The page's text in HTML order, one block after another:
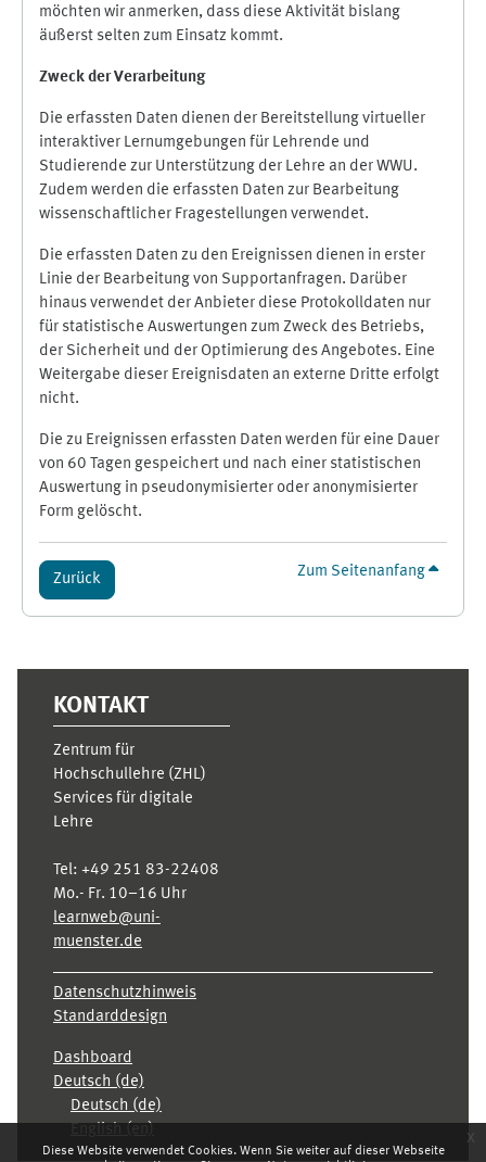
Diese Website verwendet Cookies. Wenn Sie weiter auf dieser Webseite
x
möchten wir anmerken, dass diese Aktivität bislang
äußerst selten zum Einsatz kommt.
Zweck der Verarbeitung
Die erfassten Daten dienen der Bereitstellung virtueller
interaktiver Lernumgebungen für Lehrende und
Studierende zur Unterstützung der Lehre an der WWU.
Zudem werden die erfassten Daten zur Bearbeitung
wissenschaftlicher Fragestellungen verwendet.
Die erfassten Daten zu den Ereignissen dienen in erster
Linie der Bearbeitung von Supportanfragen. Darüber
hinaus verwendet der Anbieter diese Protokolldaten nur
für statistische Auswertungen zum Zweck des Betriebs,
der Sicherheit und der Optimierung des Angebotes. Eine
Weitergabe dieser Ereignisdaten an externe Dritte erfolgt
nicht.
Die zu Ereignissen erfassten Daten werden für eine Dauer
von 60 Tagen gespeichert und nach einer statistischen
Auswertung in pseudonymisierter oder anonymisierter
Form gelöscht.
Zurück Zum Seitenanfang
KONTAKT
Zentrum für
Hochschullehre (ZHL)
Services für digitale
Lehre
Tel: +49 251 83-22408
Mo.- Fr. 10–16 Uhr
learnweb@uni-
muenster.de
Datenschutzhinweis
Standarddesign
Dashboard
Deutsch ‎(de)‎
Deutsch ‎(de)‎